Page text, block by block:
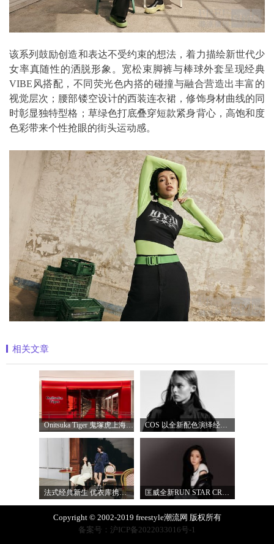
该系列鼓励创造和表达不受约束的想法，着力描绘新世代少
女率真随性的洒脱形象。宽松束脚裤与棒球外套呈现经典
VIBE风搭配，不同荧光色内搭的碰撞与融合营造出丰富的
视觉层次；腰部镂空设计的西装连衣裙，修饰身材曲线的同
时彰显独特型格；草绿色打底叠穿短款紧身背心，高饱和度
色彩带来个性抢眼的街头运动感。
相关文章
Onitsuka Tiger 鬼塚虎上海环贸 iapm 概念店盛
法式经典新生 优衣库携手COMPTOIR DES COTO
Copyright © 2002-2019 freestyle潮流网 版权所有
备案号：沪ICP备2022033016号-1